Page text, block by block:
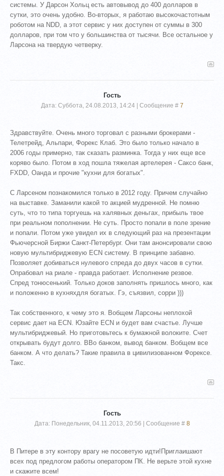
системы. У Дарсон Хольц есть автовывод до 400 долларов в
сутки, это очень удобно. Во-вторых, я работаю высокочастотным
роботом на NDD, а этот сервис у них доступен от суммы в 300
долларов, при том что у большинства от тысячи. Все остальное у
Ларсона на твердую четверку.
Гость
Дата: Суббота, 24.08.2013, 14:24 | Сообщение # 7
Здравствуйте. Очень много торговал с разными брокерами -
Телетрейд, Альпари, Форекс Клаб. Это было только начало в
2006 годы примерно, так сказать разминка. Тогда у них еще все
коряво было. Потом в ход пошла тяжелая артелерея - Саксо банк,
FXDD, Оанда и прочие "кухни для богатых".
С Ларсеном познакомился только в 2012 году. Причем случайно
на выставке. Заманили какой то акцией мудренной. Не помню
суть, что то типа торгуешь на халявных деньгах, прибыль твое
при реальном пополнении. Не суть. Просто попали в поле зрение
и попали. Потом уже увидел их в следующий раз на презентации
Фьючерсной Биржи Санкт-Петербург. Они там анонсировали свою
новую мультибриджевую ECN систему. В принципе забавно.
Позволяет добиваться нулевого спреда до двух часов в сутки.
Опрабовал на риале - правда работает. Исполнение резвое.
Спред тонюсенький. Только доков заполнять пришлось много, как
и положенно в кухняхдля богатых. Гэ, съязвил, сорри )))
Так собственного, к чему это я. Вобщем Ларсоны неплохой
сервис дает на ECN. Юзайте ECN и будет вам счастье. Лучше
мультибриджевый. Но приготовьтесь к бумажной волоките. Счет
открывать будут долго. ВВо банком, вывод банком. Вобщем все
банком. А что делать? Такие правила в цивилизованном Форексе.
Такс.
Гость
Дата: Понедельник, 04.11.2013, 20:56 | Сообщение # 8
В Питере в эту контору врагу не посоветую идти!Приглаишают
всех под предлогом работы оператором ПК. Не верьте этой кухне
и скажите всем!